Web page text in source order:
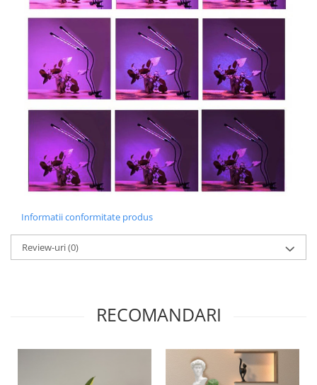
Informatii conformitate produs
Review-uri(0)
RECOMANDARI